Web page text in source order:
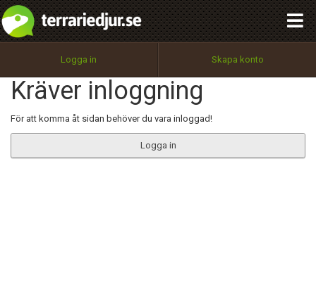
Logga in Skapa konto
Kräver inloggning
För att komma åt sidan behöver du vara inloggad!
Logga in
Utför
100%
OK
integritetspolicy
Namn:
Epost:
Begär nytt lösenord
Tillbaka till förstasidan